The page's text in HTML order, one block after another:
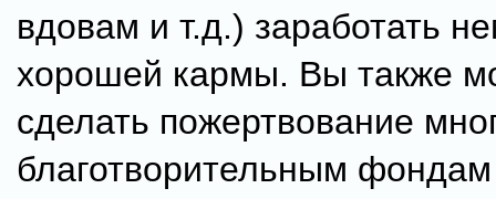
вдовам и т.д.) заработать
хорошей кармы. Вы также
сделать пожертвование
благотворительным